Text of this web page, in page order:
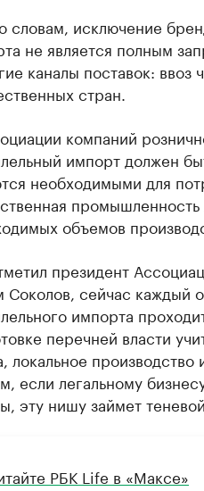
словам, исключение
не является полным
каналы поставок: ввоз
стран.
компаний
импорт должен
необходимыми для
объемов
президент
Соколов, сейчас каждый
импорта
перечней власти
локальное
если легальному
эту нишу займет
РБК Life в «Максе»